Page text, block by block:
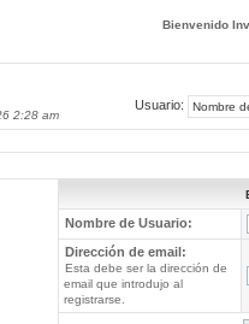
Bienvenido
2:28 am
Usuario:
Nombre de Usuario:
Dirección de email:
Esta debe ser la dirección de
email que introdujo al
registrarse.